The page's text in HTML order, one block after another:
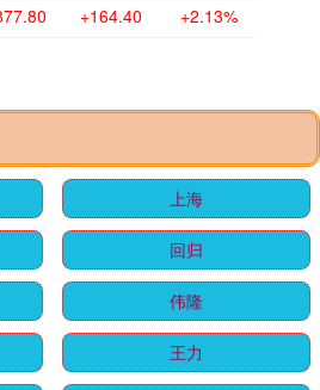
+164.40 +2.13%
上海
回归
伟隆
王力